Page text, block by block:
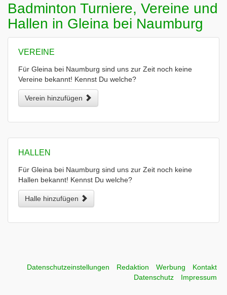
Badminton Turniere, Vereine und
Hallen in Gleina bei Naumburg
VEREINE
Für Gleina bei Naumburg sind uns zur Zeit noch keine
Vereine bekannt! Kennst Du welche?
Verein hinzufügen
HALLEN
Für Gleina bei Naumburg sind uns zur Zeit noch keine
Hallen bekannt! Kennst Du welche?
Halle hinzufügen
Datenschutzeinstellungen Redaktion Werbung
Kontakt
Datenschutz
Impressum